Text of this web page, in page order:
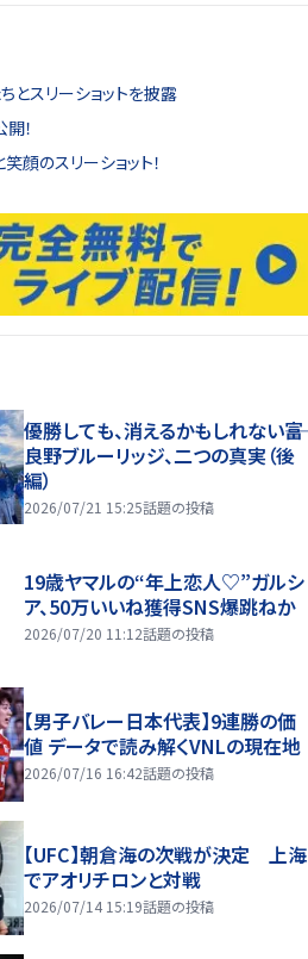
とスリーショットを披露
！
顔のスリーショット！
優勝しても、消えるかもしれない――富
良野ブルーリッジ、二つの真実（後
編）
2026/07/21 15:25話題の投稿
19歳ヤマルの“年上恋人♡”ガルシ
ア、50万いいね獲得SNS爆跳ねか
2026/07/20 11:12話題の投稿
【男子バレー日本代表】9連勝の価
値 データで読み解くVNLの現在地
2026/07/16 16:42話題の投稿
【UFC】朝倉海の次戦が決定 上海
でアオリチロンと対戦
2026/07/14 15:19話題の投稿